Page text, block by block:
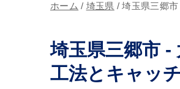
ホーム / 埼玉県 / 埼玉県三郷
埼玉県三郷市 -
工法とキャッ